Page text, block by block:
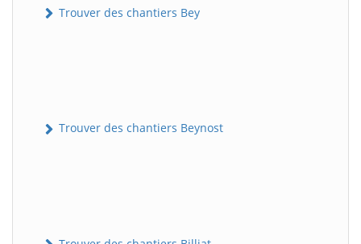
Trouver des chantiers Bey
Trouver des chantiers Beynost